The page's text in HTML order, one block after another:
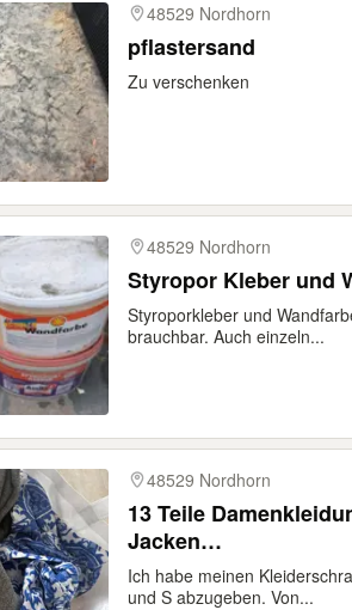
48529 Nordhorn
pflastersand
Zu verschenken
48529 Nordhorn
Styropor Kleber und
Styroporkleber und
brauchbar. Auch einzeln...
48529 Nordhorn
13 Teile
Jacken…
Ich habe meinen
und S abzugeben. Von...